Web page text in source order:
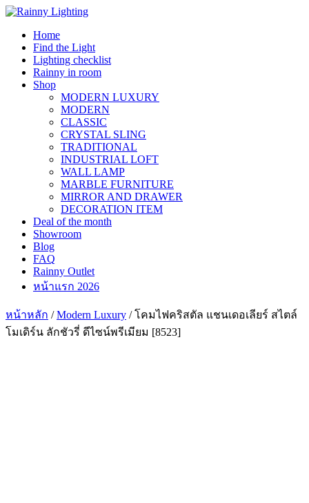
Skip
contentHome
Find the Light
Lighting checklist
Rainny in room
Shop
MODERN LUXURY
MODERN
CLASSIC
CRYSTAL SLING
TRADITIONAL
INDUSTRIAL LOFT
WALL LAMP
MARBLE FURNITURE
MIRROR AND DRAWER
DECORATION ITEM
Deal of the month
Showroom
Blog
FAQ
Rainny Outlet
หน้าแรก 2026
หน้าหลัก /Modern Luxury / โคมไฟคริสตัล แชนเดอเลียร์ สไตล์
โมเดิร์น ลักชัวรี่ ดีไซน์พรีเมียม [8523]